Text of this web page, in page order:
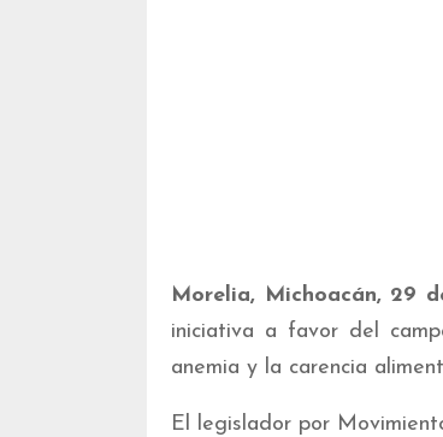
Morelia, Michoacán, 29
iniciativa a favor del
anemia y la carencia
El legislador por